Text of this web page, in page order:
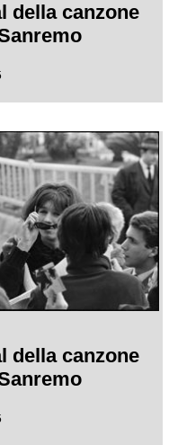
della canzone
della canzone